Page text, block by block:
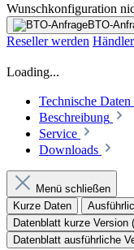
Wunschkonfiguration
BTO-
Reseller werden
Loading...
Technische Daten
Beschreibung
Service
Downloads
Menü schließen
Kurze Daten
Datenblatt kurze Version
Datenblatt ausführliche